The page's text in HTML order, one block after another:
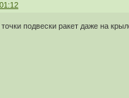
подвески ракет даже на